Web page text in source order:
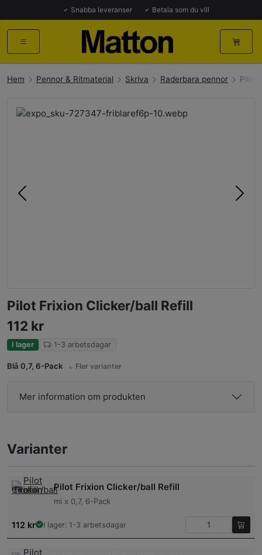
Snabba leveranser Betala som du vill
Hem Pennor & Ritmaterial Skriva Raderbara pennor Pilot
Föregående Nästa
Pilot Frixion Clicker/ball Refill
112 kr
I lager 1-3 arbetsdagar
Blå 0,7, 6-Pack Fler varianter
Mer information om produkten
Varianter
Pilot Frixion Clicker/ball Refill
mi x 0,7, 6-Pack
112 kr I lager: 1-3 arbetsdagar